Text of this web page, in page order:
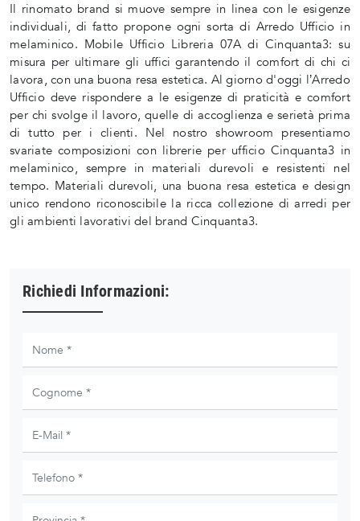
Il rinomato brand si muove sempre in linea con le esigenze
individuali, di fatto propone ogni sorta di Arredo Ufficio in
melaminico. Mobile Ufficio Libreria 07A di Cinquanta3: su
misura per ultimare gli uffici garantendo il comfort di chi ci
lavora, con una buona resa estetica. Al giorno d'oggi l’Arredo
Ufficio deve rispondere a le esigenze di praticità e comfort
per chi svolge il lavoro, quelle di accoglienza e serietà prima
di tutto per i clienti. Nel nostro showroom presentiamo
svariate composizioni con librerie per ufficio Cinquanta3 in
melaminico, sempre in materiali durevoli e resistenti nel
tempo. Materiali durevoli, una buona resa estetica e design
unico rendono riconoscibile la ricca collezione di arredi per
gli ambienti lavorativi del brand Cinquanta3.
Richiedi Informazioni: